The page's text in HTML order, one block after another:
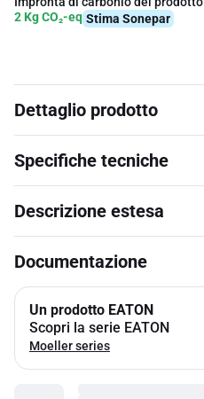
2 Kg CO₂-eq Stima Sonepar
Dettaglio prodotto
Specifiche tecniche
Descrizione estesa
Documentazione
Un prodotto EATON
Scopri la serie EATON
Moeller series